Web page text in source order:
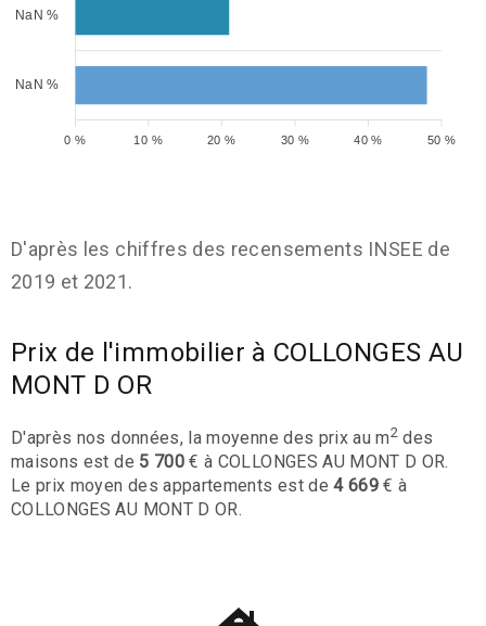
NaN %
NaN %
50 %
40 %
30 %
20 %
10 %
0 %
D'après les chiffres des recensements INSEE de
2019 et 2021.
Prix de l'immobilier à COLLONGES AU
MONT D OR
D'après nos données, la moyenne des prix au m2 des
maisons est de 5 700 € à COLLONGES AU MONT D OR.
Le prix moyen des appartements est de4 669 € à
COLLONGES AU MONT D OR.